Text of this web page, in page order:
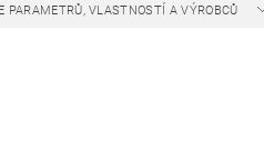
PARAMETRŮ, VLASTNOSTÍ A VÝROBCŮ